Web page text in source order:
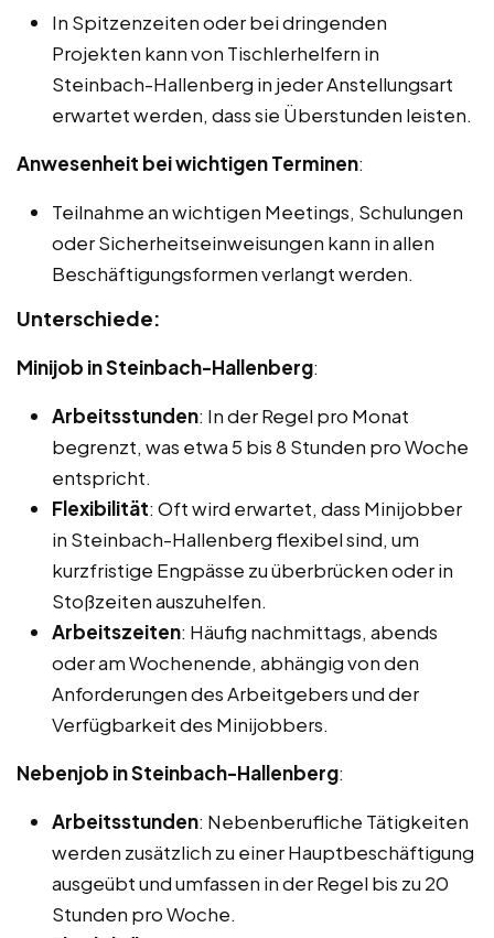
In Spitzenzeiten oder bei dringenden
Projekten kann von Tischlerhelfern in
Steinbach-Hallenberg in jeder Anstellungsart
erwartet werden, dass sie Überstunden leisten.
Anwesenheit bei wichtigen Terminen:
Teilnahme an wichtigen Meetings, Schulungen
oder Sicherheitseinweisungen kann in allen
Beschäftigungsformen verlangt werden.
Unterschiede:
Minijob in Steinbach-Hallenberg:
Arbeitsstunden: In der Regel pro Monat
begrenzt, was etwa 5 bis 8 Stunden pro Woche
entspricht.
Flexibilität: Oft wird erwartet, dass Minijobber
in Steinbach-Hallenberg flexibel sind, um
kurzfristige Engpässe zu überbrücken oder in
Stoßzeiten auszuhelfen.
Arbeitszeiten: Häufig nachmittags, abends
oder am Wochenende, abhängig von den
Anforderungen des Arbeitgebers und der
Verfügbarkeit des Minijobbers.
Nebenjob in Steinbach-Hallenberg:
Arbeitsstunden: Nebenberufliche Tätigkeiten
werden zusätzlich zu einer Hauptbeschäftigung
ausgeübt und umfassen in der Regel bis zu 20
Stunden pro Woche.